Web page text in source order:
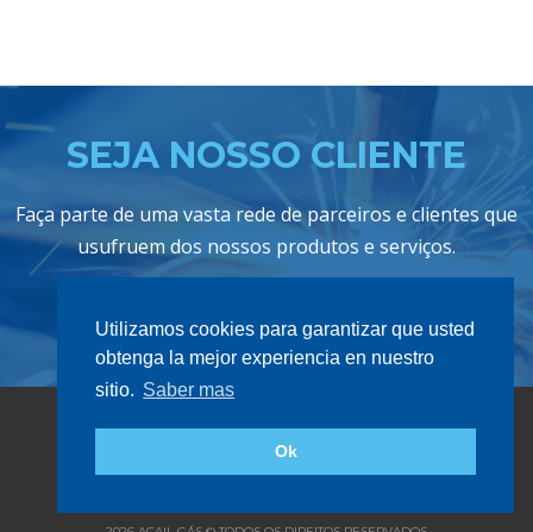
Utilizamos cookies para garantizar que usted
obtenga la mejor experiencia en nuestro
sitio. Saber mas
Ok
SEJA NOSSO CLIENTE
Faça parte de uma vasta rede de parceiros e clientes que
usufruem dos nossos produtos e serviços.